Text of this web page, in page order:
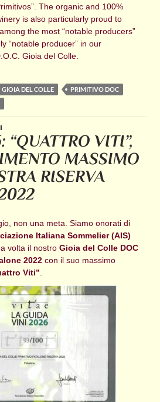
The organic and 100%
is also particularly proud to
the most “notable producers”
“notable producer” in our
Gioia del Colle.
GIOIA DEL COLLE
PRIMITIVO DOC
“QUATTRO VITI”,
MASSIMO
RISERVA
non una meta. Siamo onorati di
Italiana Sommelier (AIS)
volta il nostroGioia del Colle DOC
2022 con il suo massimo
Viti”.